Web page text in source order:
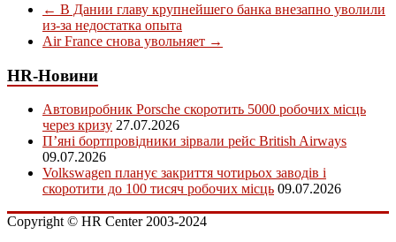
← В Дании главу крупнейшего банка внезапно уволили
из-за недостатка опыта
Air France снова увольняет →
HR-Новини
Автовиробник Porsche скоротить 5000 робочих місць
через кризу 27.07.2026
П’яні бортпровідники зірвали рейс British Airways
09.07.2026
Volkswagen планує закриття чотирьох заводів і
скоротити до 100 тисяч робочих місць 09.07.2026
Copyright © HR Center 2003-2024